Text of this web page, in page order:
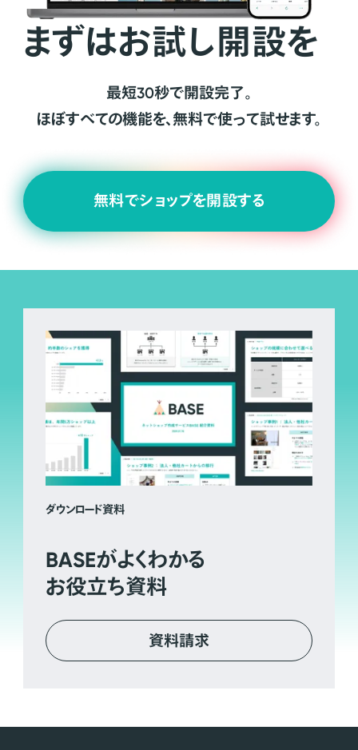
まずはお試し開設を
最短30秒で開設完了。
ほぼすべての機能を、無料で使って試せます。
無料でショップを開設する
ダウンロード資料
BASEがよくわかる
お役立ち資料
資料請求